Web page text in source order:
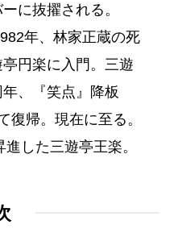
に抜擢される。
年、林家正蔵の死
円楽に入門。三遊
、『笑点』降板
復帰。現在に至る。
した三遊亭王楽。